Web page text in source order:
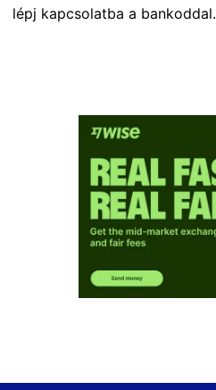
lépj kapcsolatba a bankoddal.